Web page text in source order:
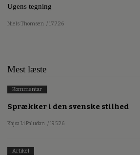
Ugens tegning
Niels Thomsen / 17.7.26
Mest læste
Kommentar
Sprækker i den svenske stilhed
Kajsa Li Paludan / 19.5.26
Artikel